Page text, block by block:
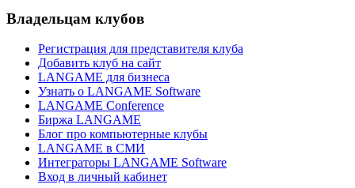
Владельцам клубов
Регистрация для представителя клуба
Добавить клуб на сайт
LANGAME для бизнеса
Узнать о LANGAME Software
LANGAME Conference
Биржа LANGAME
Блог про компьютерные клубы
LANGAME в СМИ
Интеграторы LANGAME Software
Вход в личный кабинет